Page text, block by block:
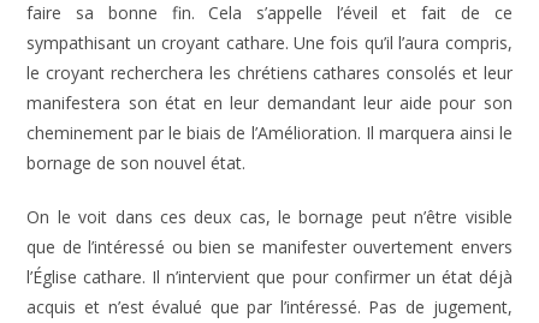
faire sa bonne fin. Cela s’appelle l’éveil et fait de ce
sympathisant un croyant cathare. Une fois qu’il l’aura compris,
le croyant recherchera les chrétiens cathares consolés et leur
manifestera son état en leur demandant leur aide pour son
cheminement par le biais de l’Amélioration. Il marquera ainsi le
bornage de son nouvel état.
On le voit dans ces deux cas, le bornage peut n’être visible
que de l’intéressé ou bien se manifester ouvertement envers
l’Église cathare. Il n’intervient que pour confirmer un état déjà
acquis et n’est évalué que par l’intéressé. Pas de jugement,